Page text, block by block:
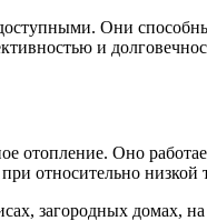
Они
и
отопление. Оно
относительно низкой
загородных домах,